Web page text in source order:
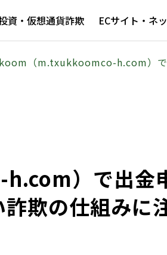
資・仮想通貨詐欺 ECサイト・ネ
（m.txukkoomco-h.com）
）で出金
欺の仕組みに